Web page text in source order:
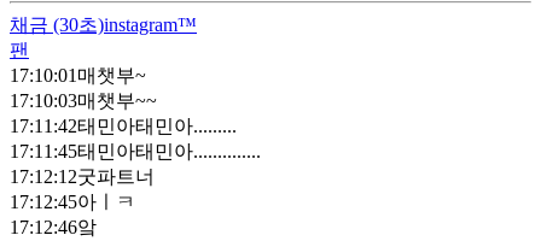
채금 (30초)instagram™
팬
17:10:01 매챗부~
17:10:03매챗부~~
17:11:42태민아태민아.........
17:11:45태민아태민아..............
17:12:12굿파트너
17:12:45아ㅣㅋ
17:12:46앜